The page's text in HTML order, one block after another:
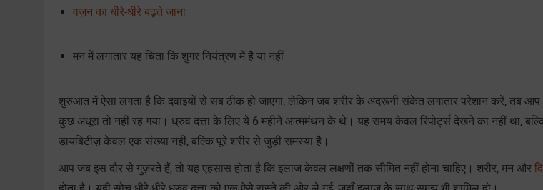
वज़न का धीरे-धीरे बढ़ते जाना
मन में लगातार यह चिंता कि शुगर नियंत्रण में है या नहीं
शुरुआत में ऐसा लगता है कि दवाइयों से सब ठीक हो जाएगा, लेकिन जब शरीर के अंदरूनी संकेत लगातार परेशान करें, तब
कुछ अधूरा तो नहीं रह गया। ध्रुव दत्ता के लिए ये 6 महीने आत्ममंथन के थे। यह समय केवल रिपोर्ट्स देखने का नहीं था,
डायबिटीज़ केवल एक संख्या नहीं, बल्कि पूरे शरीर से जुड़ी समस्या है।
आप जब इस दौर से गुज़रते हैं, तो यह एहसास होता है कि इलाज केवल लक्षणों तक सीमित नहीं होना चाहिए। शरीर, मन और